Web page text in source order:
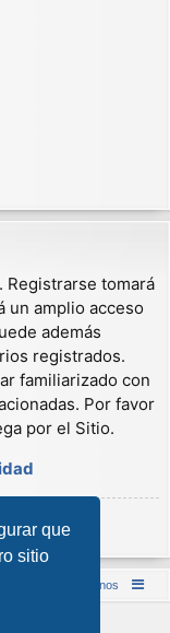
que
sitio
Registrarse tomará
un amplio acceso
además
registrados.
familiarizado con
Por favor
por el Sitio.
Contáctenos
Limited